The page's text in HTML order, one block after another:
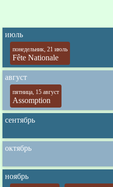
июль
понедельник, 21 июль
Fête Nationale
август
пятница, 15 август
Assomption
сентябрь
октябрь
ноябрь